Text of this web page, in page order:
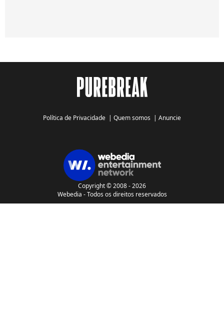
Política de Privacidade | Quem somos | Anuncie
Copyright © 2008 - 2026
Webedia - Todos os direitos reservados